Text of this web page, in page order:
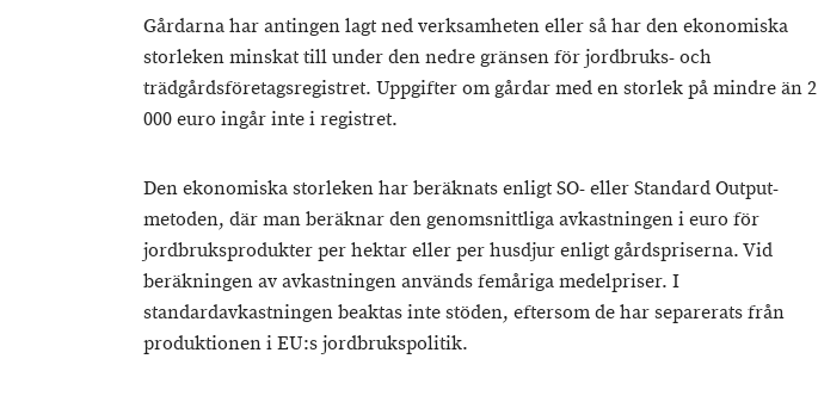
Gårdarna har antingen lagt ned verksamheten eller så har den ekonomiska
storleken minskat till under den nedre gränsen för jordbruks- och
trädgårdsföretagsregistret. Uppgifter om gårdar med en storlek på mindre än 2
000 euro ingår inte i registret.
Den ekonomiska storleken har beräknats enligt SO- eller Standard Output-
metoden, där man beräknar den genomsnittliga avkastningen i euro för
jordbruksprodukter per hektar eller per husdjur enligt gårdspriserna. Vid
beräkningen av avkastningen används femåriga medelpriser. I
standardavkastningen beaktas inte stöden, eftersom de har separerats från
produktionen i EU:s jordbrukspolitik.